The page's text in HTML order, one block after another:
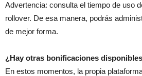
Advertencia: consulta el tiempo de uso
rollover. De esa manera, podrás
de mejor forma.
¿Hay otras bonificaciones
En estos momentos, la propia